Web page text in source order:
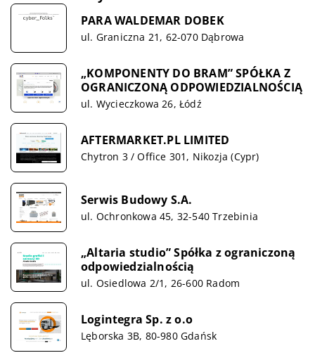
PARA WALDEMAR DOBEK
ul. Graniczna 21, 62-070 Dąbrowa
„KOMPONENTY DO BRAM” SPÓŁKA Z
OGRANICZONĄ ODPOWIEDZIALNOŚCIĄ
ul. Wycieczkowa 26, Łódź
AFTERMARKET.PL LIMITED
Chytron 3 / Office 301, Nikozja (Cypr)
Serwis Budowy S.A.
ul. Ochronkowa 45, 32-540 Trzebinia
„Altaria studio” Spółka z ograniczoną
odpowiedzialnością
ul. Osiedlowa 2/1, 26-600 Radom
Logintegra Sp. z o.o
Lęborska 3B, 80-980 Gdańsk